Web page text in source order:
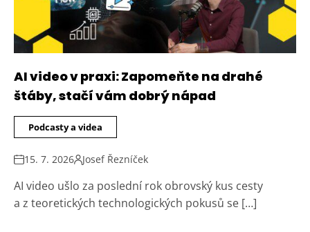
AI video v praxi: Zapomeňte na drahé
štáby, stačí vám dobrý nápad
Podcasty a videa
15. 7. 2026 Josef Řezníček
AI video ušlo za poslední rok obrovský kus cesty
a z teoretických technologických pokusů se […]